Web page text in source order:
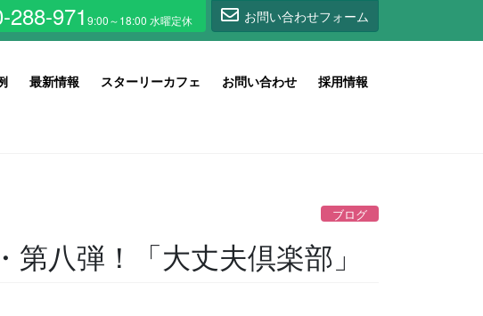
288-971 お問い合わせフォーム
最新情報 スターリーカフェ お問い合わせ 採用情報
ブログ
八弾！「大丈夫倶楽部」